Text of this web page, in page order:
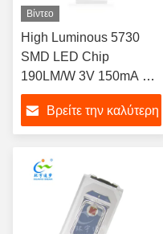
Βίντεο
High Luminous 5730
SMD LED Chip
190LM/W 3V 150mA For
Flood Light
Βρείτε την καλύτερη